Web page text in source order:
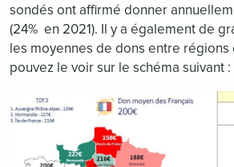
sondés ont affirmé donner
(24% en 2021). Il y a également de
les moyennes de dons entre régions
pouvez le voir sur le schéma suivant :